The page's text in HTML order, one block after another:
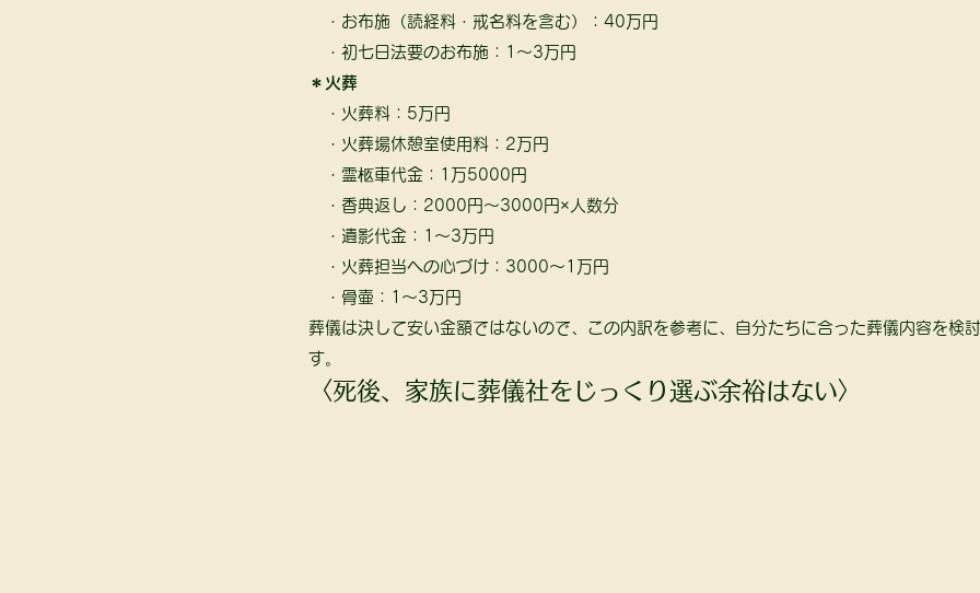
・お布施（読経料・戒名料を含む）：40万円
・初七日法要のお布施：1～3万円
＊火葬
・火葬料：5万円
・火葬場休憩室使用料：2万円
・霊柩車代金：1万5000円
・香典返し：2000円～3000円×人数分
・遺影代金：1～3万円
・火葬担当への心づけ：3000～1万円
・骨壷：1～3万円
葬儀は決して安い金額ではないので、この内訳を参考に、自分たちに合った葬儀内容を検
す。
〈死後、家族に葬儀社をじっくり選ぶ余裕はない〉